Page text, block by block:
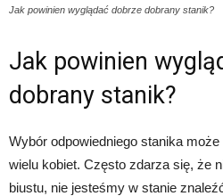
Jak powinien wyglądać dobrze dobrany stanik?
Jak powinien
dobrany stanik?
Wybór odpowiedniego stanika
wielu kobiet. Często zdarza się, że
biustu, nie jesteśmy w stanie